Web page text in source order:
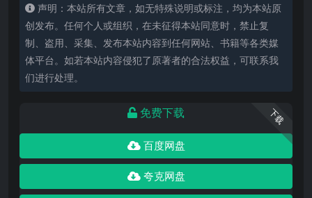
声明：本站所有文章，如无特殊说明或标注，均为本站原
创发布。任何个人或组织，在未征得本站同意时，禁止复
制、盗用、采集、发布本站内容到任何网站、书籍等各类媒
体平台。如若本站内容侵犯了原著者的合法权益，可联系我
们进行处理。
下载
免费下载
百度网盘
夸克网盘